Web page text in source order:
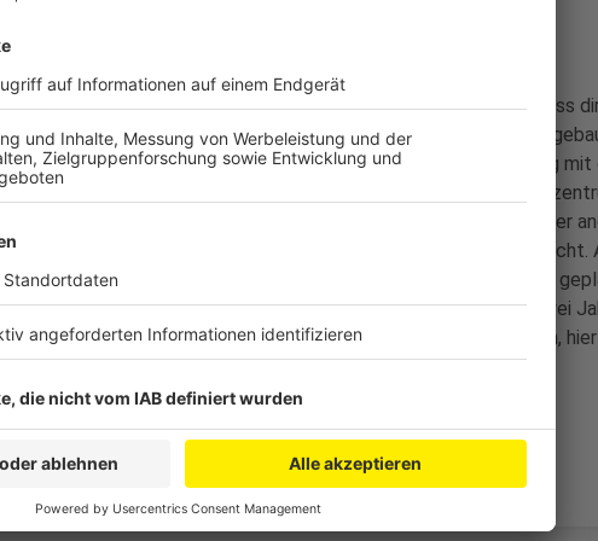
In einer Kleinen Anfrage erkundigen sie sich, ob es dabei bleibt, dass
Hochhaus ein neues Gebäude für das Amts- und das Landgericht
hätten sie gerne Informationen darüber, wann die Landesregierung mit
Fertigstellung des Neubaus rechnet. Zum Hintergrund: das
Landgericht ist in die Jahre gekommen und komplett marode. Unter
defekt, die Toiletten verdreckt und die Wände mit Asbest verseucht.
Situation können die Beschäftigten des Justizzentrums nicht wie
zum Bezug des Neubaus bleiben, sondern sollen spätestens in zwei
Übergangsquartier ziehen. Das soll im Nachbargebäude entstehen,
für Arbeit untergebracht.